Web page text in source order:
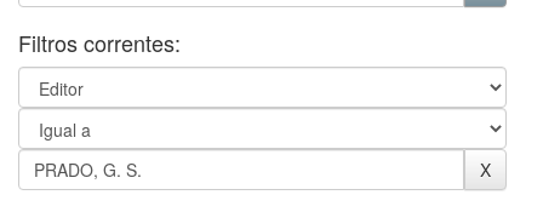
Filtros correntes: